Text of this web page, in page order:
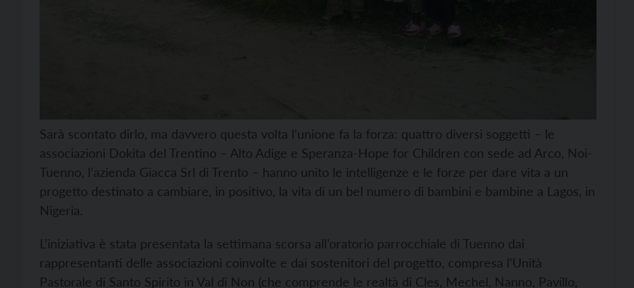
Sarà scontato dirlo, ma davvero questa volta l’unione fa la forza: quattro diversi soggetti – le
associazioni Dokita del Trentino – Alto Adige e Speranza-Hope for Children con sede ad Arco, Noi-
Tuenno, l’azienda Giacca Srl di Trento – hanno unito le intelligenze e le forze per dare vita a un
progetto destinato a cambiare, in positivo, la vita di un bel numero di bambini e bambine a Lagos, in
Nigeria.
L’iniziativa è stata presentata la settimana scorsa all’oratorio parrocchiale di Tuenno dai
rappresentanti delle associazioni coinvolte e dai sostenitori del progetto, compresa l’Unità
Pastorale di Santo Spirito in Val di Non (che comprende le realtà di Cles, Mechel, Nanno, Pavillo,